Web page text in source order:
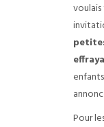
Pour